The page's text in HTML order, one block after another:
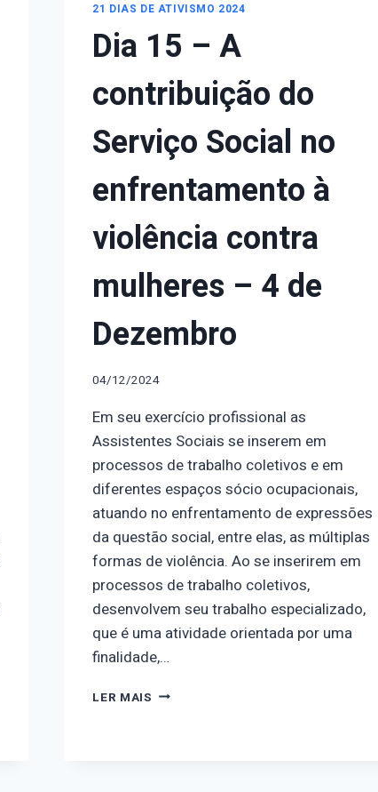
21 DIAS DE ATIVISMO 2024
Dia 15 – A
contribuição do
Serviço Social no
enfrentamento à
violência contra
mulheres – 4 de
Dezembro
04/12/2024
Em seu exercício profissional as
Assistentes Sociais se inserem em
processos de trabalho coletivos e em
diferentes espaços sócio ocupacionais,
atuando no enfrentamento de expressões
da questão social, entre elas, as múltiplas
formas de violência. Ao se inserirem em
processos de trabalho coletivos,
desenvolvem seu trabalho especializado,
que é uma atividade orientada por uma
finalidade,…
LER MAIS DIA